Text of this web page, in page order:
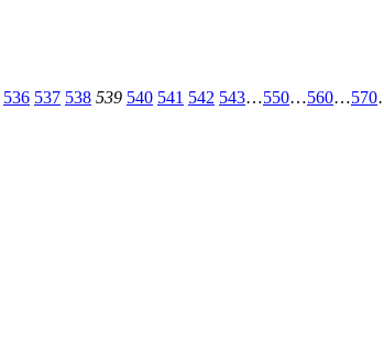
536 537 538 539 540 541 542 543…550…560…570